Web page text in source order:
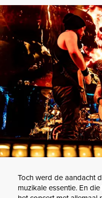
Toch werd de aandacht
muzikale essentie. En